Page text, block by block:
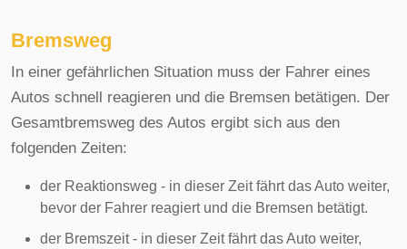
Bremsweg
In einer gefährlichen Situation muss der Fahrer eines
Autos schnell reagieren und die Bremsen betätigen. Der
Gesamtbremsweg des Autos ergibt sich aus den
folgenden Zeiten:
der Reaktionsweg - in dieser Zeit fährt das Auto weiter,
bevor der Fahrer reagiert und die Bremsen betätigt.
der Bremszeit - in dieser Zeit fährt das Auto weiter,